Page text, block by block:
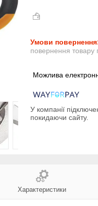
повернення товару
У компанії
покидаючи сайту.
Характеристики